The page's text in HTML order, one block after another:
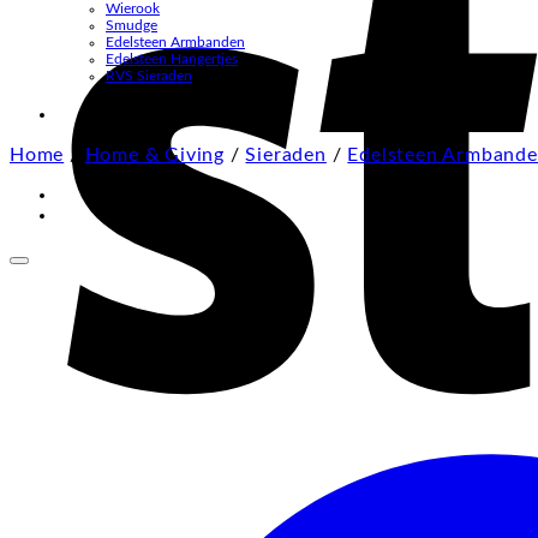
Wierook
Smudge
Edelsteen Armbanden
Edelsteen Hangertjes
RVS Sieraden
Home / Home & Giving / Sieraden / Edelsteen